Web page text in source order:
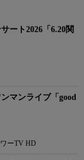
ート2026「6.20関
マンライブ「good
ーTV HD